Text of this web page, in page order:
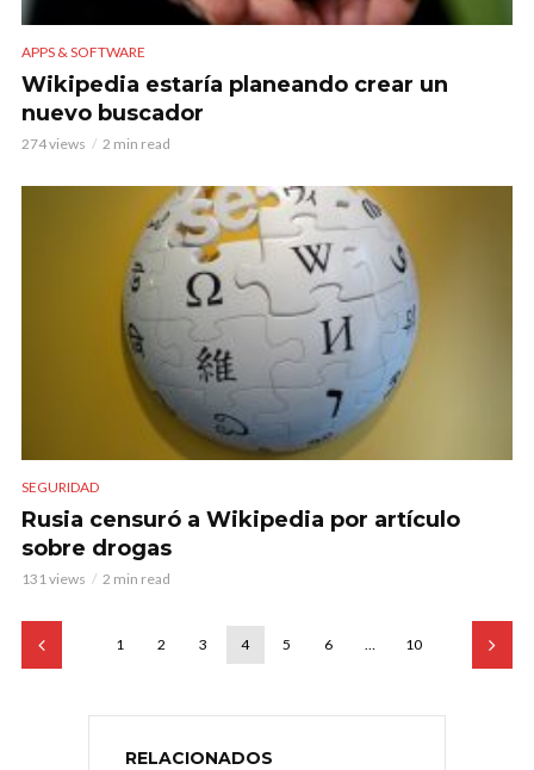
APPS & SOFTWARE
Wikipedia estaría planeando crear un
nuevo buscador
274 views 2 min read
SEGURIDAD
Rusia censuró a Wikipedia por artículo
sobre drogas
131 views 2 min read
1 2 3 4 5 6 … 10
RELACIONADOS